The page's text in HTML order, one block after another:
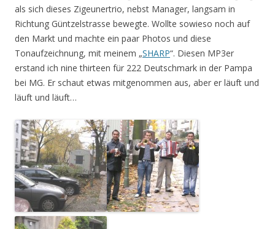
als sich dieses Zigeunertrio, nebst Manager, langsam in
Richtung Güntzelstrasse bewegte. Wollte sowieso noch auf
den Markt und machte ein paar Photos und diese
Tonaufzeichnung, mit meinem „SHARP“. Diesen MP3er
erstand ich nine thirteen für 222 Deutschmark in der Pampa
bei MG. Er schaut etwas mitgenommen aus, aber er läuft und
läuft und läuft…